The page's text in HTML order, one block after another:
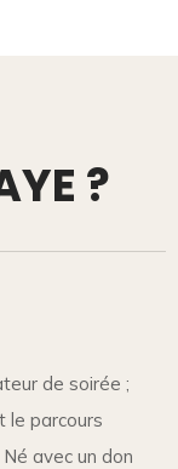
?
de soirée ;
le parcours
avec un don